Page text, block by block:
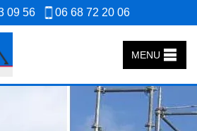
09 56 06 68 72 20 06
MENU